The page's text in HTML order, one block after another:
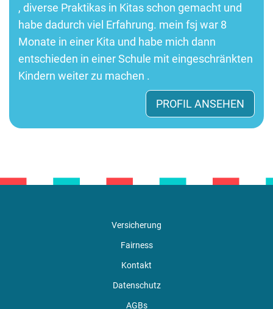
, diverse Praktikas in Kitas schon gemacht und
habe dadurch viel Erfahrung. mein fsj war 8
Monate in einer Kita und habe mich dann
entschieden in einer Schule mit eingeschränkten
Kindern weiter zu machen .
PROFIL ANSEHEN
Versicherung
Fairness
Kontakt
Datenschutz
AGBs